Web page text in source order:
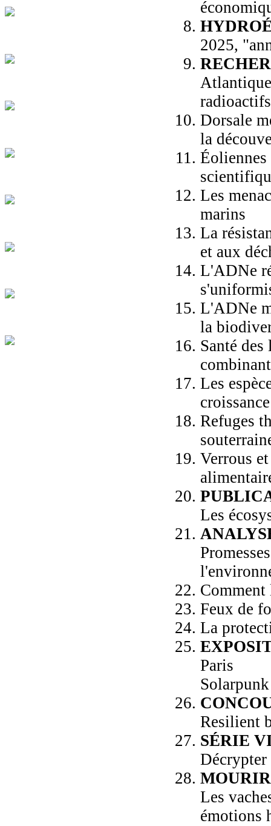
2025,
Dorsale
la
Les
marins
La
et aux
L'ADNe
L'ADNe
la
Santé
Les
Refuges
Verrous
Les
Feux de
La
Paris
Resilient
SÉRIE
Décrypter
Les
émotions